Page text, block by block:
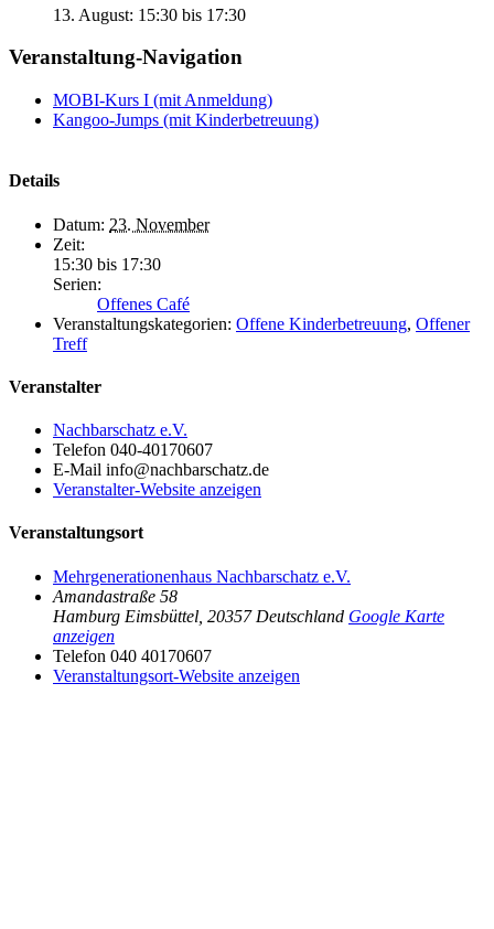
13. August: 15:30 bis 17:30
Veranstaltung-Navigation
MOBI-Kurs I (mit Anmeldung)
Kangoo-Jumps (mit Kinderbetreuung)
Details
Datum: 23. November
Zeit:
15:30 bis 17:30
Serien:
Offenes Café
Veranstaltungskategorien: Offene Kinderbetreuung, Offener
Treff
Veranstalter
Nachbarschatz e.V.
Telefon 040-40170607
E-Mail info@nachbarschatz.de
Veranstalter-Website anzeigen
Veranstaltungsort
Mehrgenerationenhaus Nachbarschatz e.V.
Amandastraße 58
Hamburg Eimsbüttel 20357 Deutschland Google Karte
anzeigen
Telefon 040 40170607
Veranstaltungsort-Website anzeigen